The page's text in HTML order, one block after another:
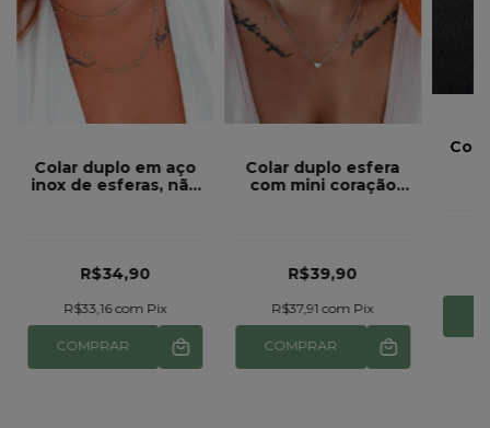
Colar duplo em aço
inox de esferas, não
R$34,90
R$33,16com Pix
COMPRAR
Colar duplo esfera
com mini coração
R$39,90
R$37,91com Pix
COMPRAR